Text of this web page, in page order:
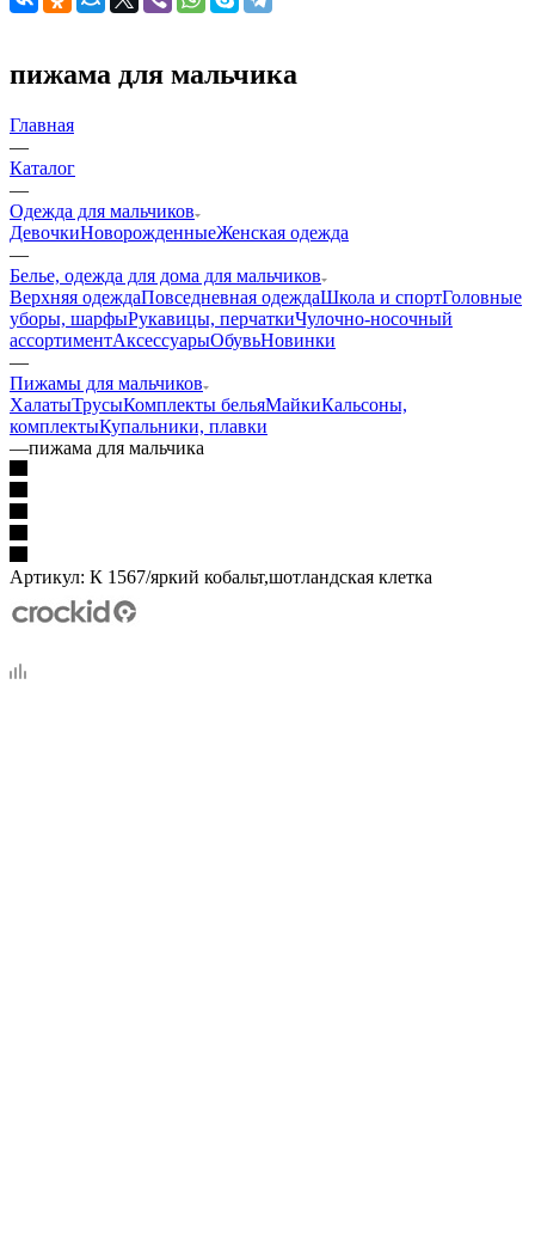
пижама для мальчика
Главная
—
Каталог
—
Одежда для мальчиков
ДевочкиНоворожденныеЖенская одежда
—
Белье, одежда для дома для мальчиков
Верхняя одеждаПовседневная одеждаШкола и спортГоловные
уборы, шарфыРукавицы, перчаткиЧулочно-носочный
ассортиментАксессуарыОбувьНовинки
—
Пижамы для мальчиков
ХалатыТрусыКомплекты бельяМайкиКальсоны,
комплектыКупальники, плавки
—пижама для мальчика
Артикул: К 1567/яркий кобальт,шотландская клетка